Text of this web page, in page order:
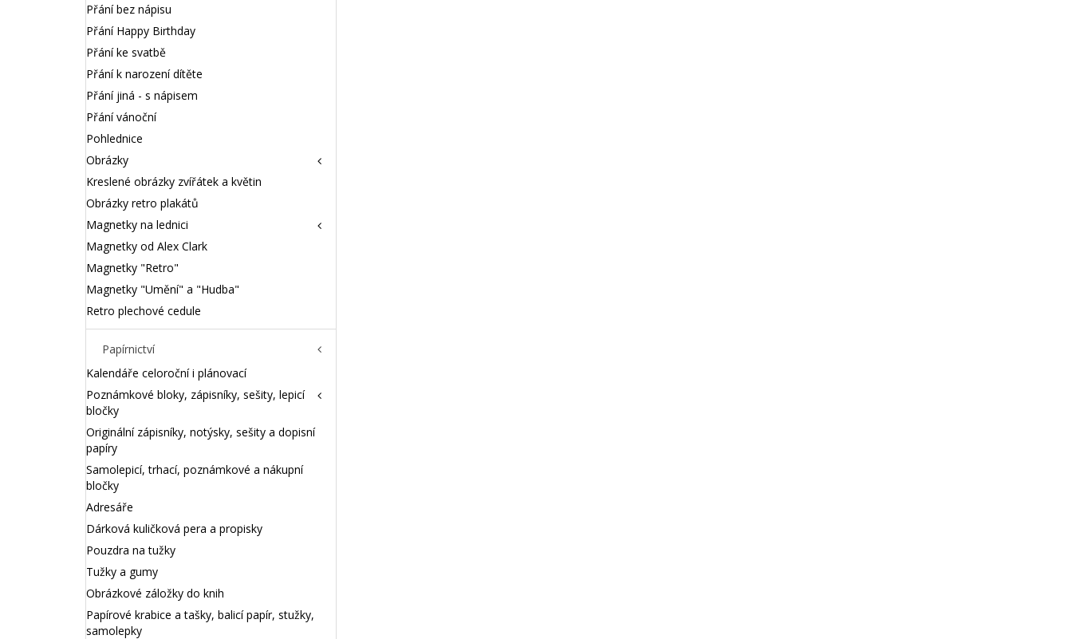
Přání bez nápisu
Přání Happy Birthday
Přání ke svatbě
Přání k narození dítěte
Přání jiná - s nápisem
Přání vánoční
Pohlednice
Obrázky
Kreslené obrázky zvířátek a květin
Obrázky retro plakátů
Magnetky na lednici
Magnetky od Alex Clark
Magnetky "Retro"
Magnetky "Umění" a "Hudba"
Retro plechové cedule
Papírnictví
Kalendáře celoroční i plánovací
Poznámkové bloky, zápisníky, sešity, lepicí
bločky
Originální zápisníky, notýsky, sešity a dopisní
papíry
Samolepicí, trhací, poznámkové a nákupní
bločky
Adresáře
Dárková kuličková pera a propisky
Pouzdra na tužky
Tužky a gumy
Obrázkové záložky do knih
Papírové krabice a tašky, balicí papír, stužky,
samolepky